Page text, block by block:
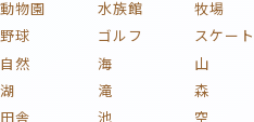
動物園
水族館 牧場
野球
ゴルフ スケート
自然
海 山
湖
滝 森
田舎
池 空